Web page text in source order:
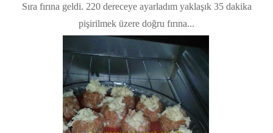
Sıra fırına geldi. 220 dereceye ayarladım yaklaşık 35 dakika
pişirilmek üzere doğru fırına...